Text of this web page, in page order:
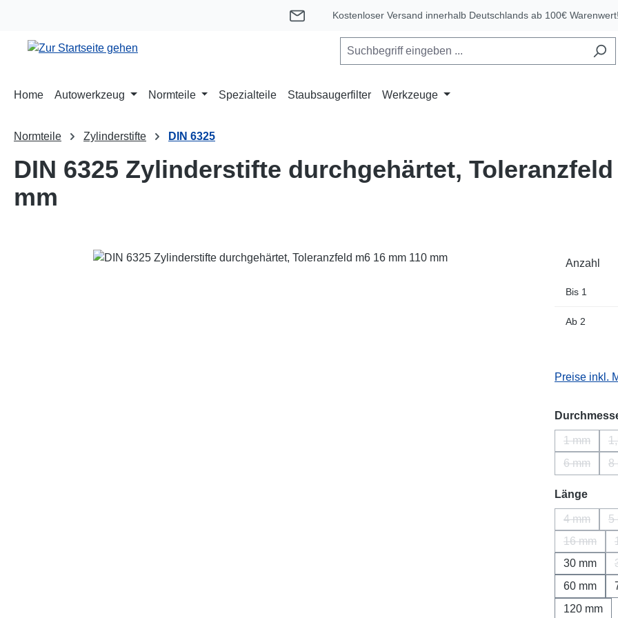
Kostenloser Versand innerhalb Deutschlands ab 100€ Warenwert!
Home Autowerkzeug Normteile Spezialteile Staubsaugerfilter Werkzeuge
Normteile Zylinderstifte DIN 6325
DIN 6325 Zylinderstifte durchgehärtet, Toleranzfeld
mm
Bildergalerie überspringen
Anzahl
Bis 1
Ab 2
Preise inkl.
1 mm
(Diese
6 mm 8
Länge
4 mm
(Diese
5
16 mm
(Diese
30 mm
60 mm
120 mm